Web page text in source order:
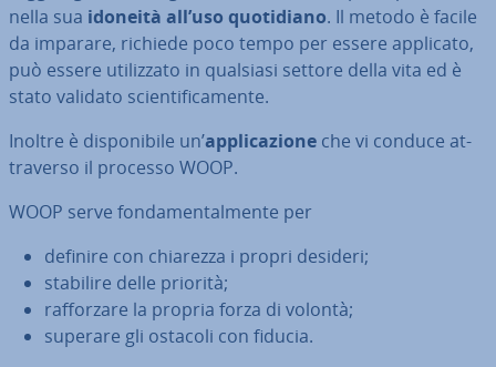
nella sua idoneità all’uso quo­ti­dia­no. Il metodo è facile
da imparare, richiede poco tempo per essere applicato,
può essere uti­liz­za­to in qualsiasi settore della vita ed è
stato validato scien­ti­fi­ca­men­te.
Inoltre è di­spo­ni­bi­le un’ap­pli­ca­zio­ne che vi conduce at­
tra­ver­so il processo WOOP.
WOOP serve fon­da­men­tal­men­te per
definire con chiarezza i propri desideri;
stabilire delle priorità;
raf­for­za­re la propria forza di volontà;
superare gli ostacoli con fiducia.